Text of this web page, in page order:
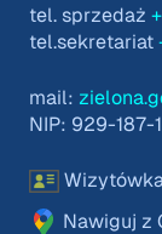
tel. sprzedaż
tel.sekretariat
mail:
NIP: 929-187-
Nawiguj z